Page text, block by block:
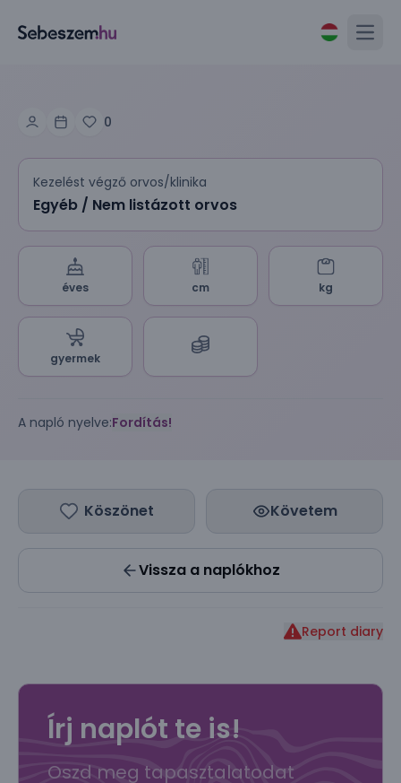
0
Kezelést végző orvos/klinika
Egyéb / Nem listázott orvos
éves cm kg
gyermek
A napló nyelve:Fordítás!
Köszönet Követem
Vissza a naplókhoz
Report diary
Írj naplót te is!
Oszd meg tapasztalatodat